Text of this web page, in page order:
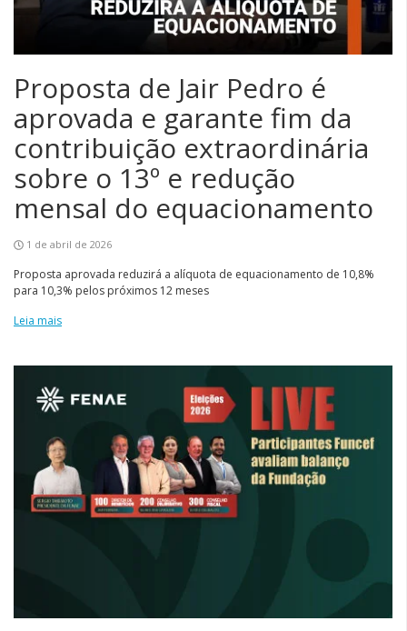
Proposta de Jair Pedro é
aprovada e garante fim da
contribuição extraordinária
sobre o 13º e redução
mensal do equacionamento
1 de abril de 2026
Proposta aprovada reduzirá a alíquota de equacionamento de 10,8%
para 10,3% pelos próximos 12 meses
Leia mais